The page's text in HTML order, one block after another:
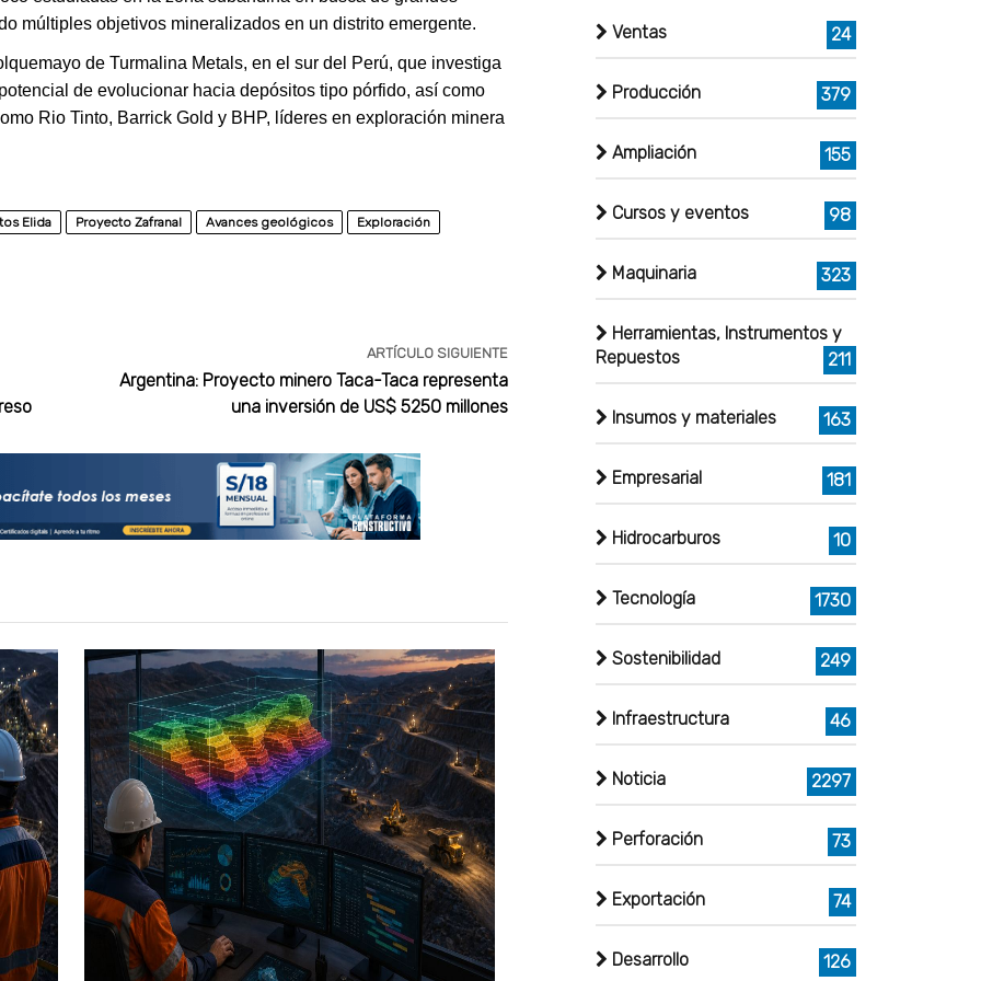
múltiples objetivos mineralizados en un distrito emergente.
de Turmalina Metals, en el sur del Perú, que investiga
de evolucionar hacia depósitos tipo pórfido, así como
Rio Tinto, Barrick Gold y BHP, líderes en exploración minera
Elida Proyecto Zafranal Avances geológicos Exploración
ARTÍCULO SIGUIENTE
Argentina: Proyecto minero Taca-Taca representa
una inversión de US$ 5250 millones
Ventas 24
Producción 379
Ampliación 155
Cursos y eventos 98
Maquinaria 323
Herramientas, Instrumentos y
Repuestos
211
Insumos y materiales 163
Empresarial 181
Hidrocarburos 10
Tecnología 1730
Sostenibilidad 249
Infraestructura 46
Noticia 2297
Perforación 73
Exportación 74
Desarrollo 126